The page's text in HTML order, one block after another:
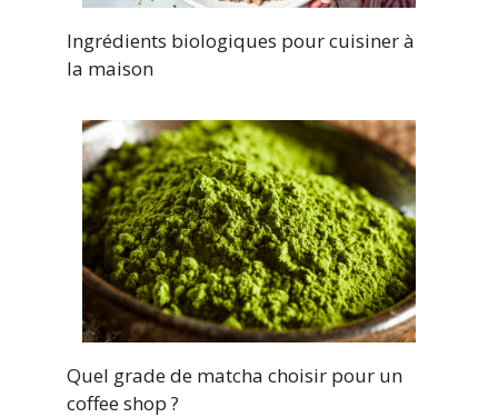
Ingrédients biologiques pour cuisiner à
la maison
Quel grade de matcha choisir pour un
coffee shop ?